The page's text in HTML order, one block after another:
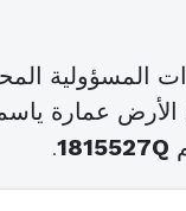
بلوك أ الطابق 2 مكتب
1815527Q
.